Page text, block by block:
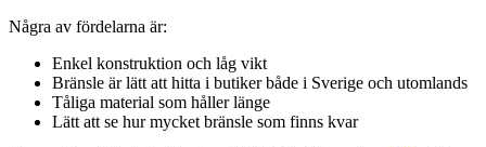
Några av fördelarna är:
Enkel konstruktion och låg vikt
Bränsle är lätt att hitta i butiker både i Sverige och utomlands
Tåliga material som håller länge
Lätt att se hur mycket bränsle som finns kvar